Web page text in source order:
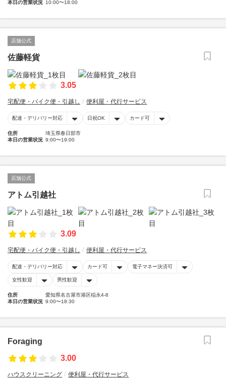
本日の営業状況 10:00〜18:00
店舗公式
佐藤軽貨
3.05
宅配便・バイク便・引越し 便利屋・代行サービス
配達・デリバリー対応 日祝OK カード可
住所
埼玉県春日部市
本日の営業状況 9:00〜19:00
店舗公式
アトム引越社
3.09
宅配便・バイク便・引越し 便利屋・代行サービス
配達・デリバリー対応 カード可 電子マネー決済可
女性歓迎 男性歓迎
住所
愛知県名古屋市港区稲永4-8
本日の営業状況 9:00〜18:30
Foraging
3.00
ハウスクリーニング 便利屋・代行サービス